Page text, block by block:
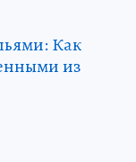
Как
из